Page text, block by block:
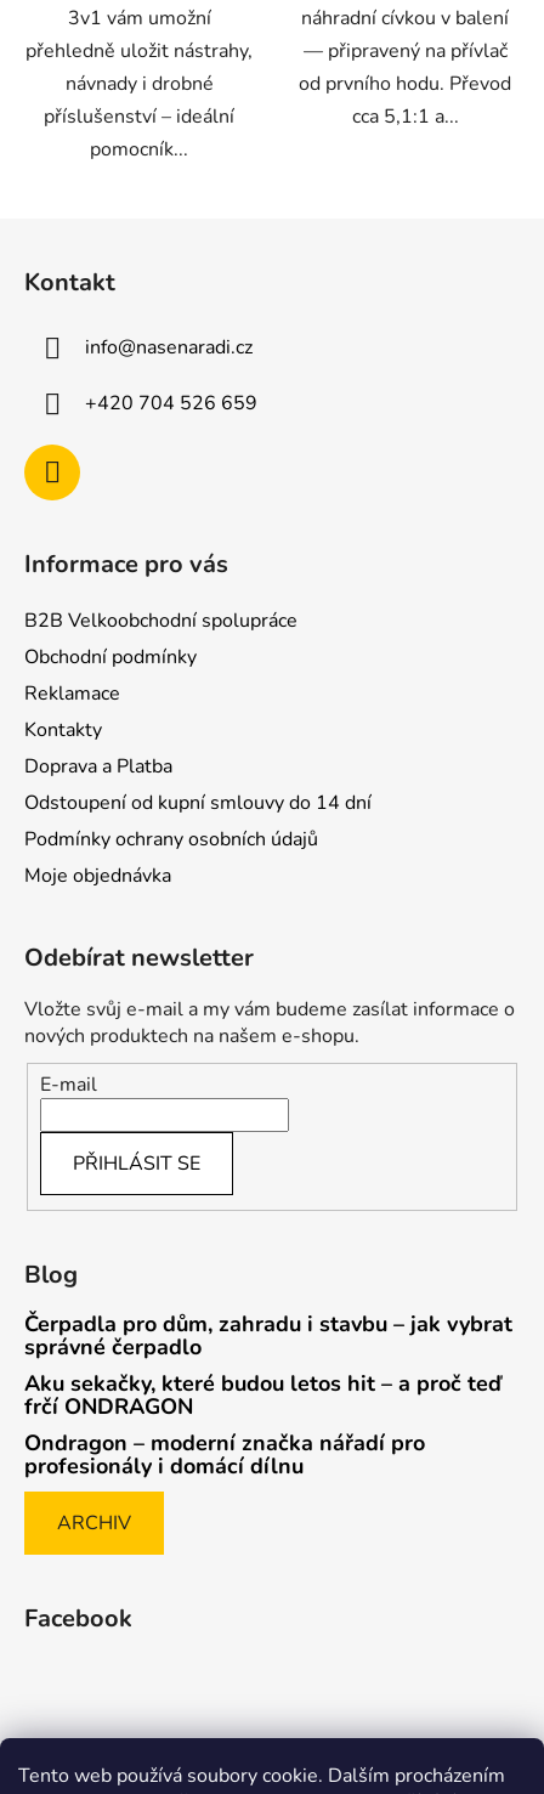
Tento web používá soubory cookie. Dalším procházením
3v1 vám umožní
přehledně uložit nástrahy,
návnady i drobné
příslušenství – ideální
pomocník...
náhradní cívkou v balení
— připravený na přívlač
od prvního hodu. Převod
cca 5,1:1 a...
Kontakt
info@nasenaradi.cz
+420 704 526 659
Informace pro vás
B2B Velkoobchodní spolupráce
Obchodní podmínky
Reklamace
Kontakty
Doprava a Platba
Odstoupení od kupní smlouvy do 14 dní
Podmínky ochrany osobních údajů
Moje objednávka
Odebírat newsletter
Vložte svůj e-mail a my vám budeme zasílat informace o
nových produktech na našem e-shopu.
E-mail
PŘIHLÁSIT SE
Blog
Čerpadla pro dům, zahradu i stavbu – jak vybrat
správné čerpadlo
Aku sekačky, které budou letos hit – a proč teď
frčí ONDRAGON
Ondragon – moderní značka nářadí pro
profesionály i domácí dílnu
ARCHIV
Facebook